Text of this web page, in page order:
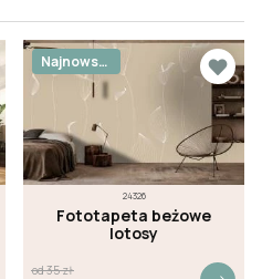
24326
Fototapeta beżowe
lotosy
Najnowsz
e
od35zł